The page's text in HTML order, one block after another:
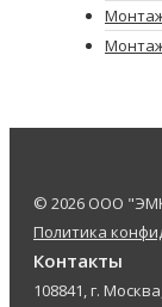
© 2026 ООО
Политика
Контакты
108841, г.